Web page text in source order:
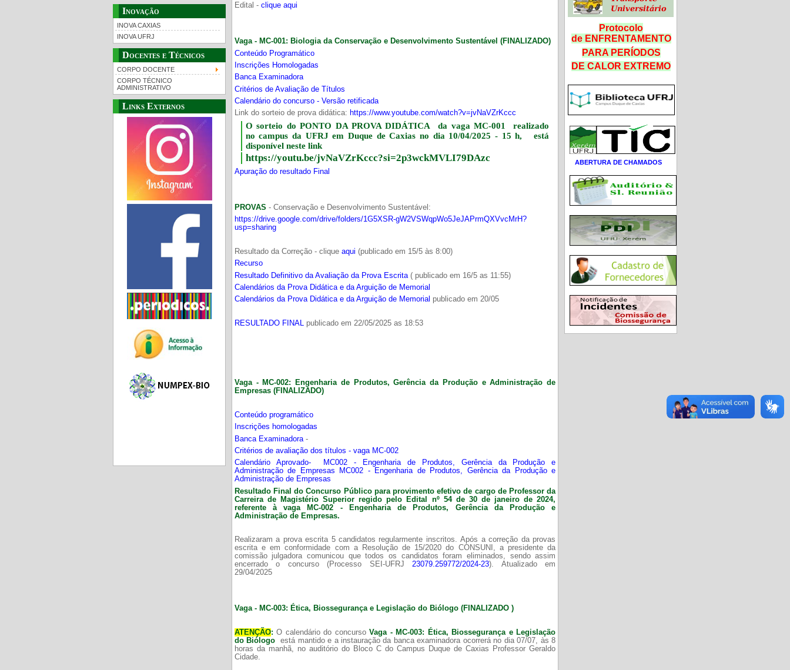
Inovação
INOVA CAXIAS
INOVA UFRJ
Docentes e Técnicos
CORPO DOCENTE
CORPO TÉCNICO
ADMINISTRATIVO
Links Externos
Edital - clique aqui
Vaga - MC-001: Biologia da Conservação e Desenvolvimento Sustentável (FINALIZADO)
Conteúdo Programático
Inscrições Homologadas
Banca Examinadora
Critérios de Avaliação de Títulos
Calendário do concurso - Versão retificada
Link do sorteio de prova didática: https://www.youtube.com/watch?v=jvNaVZrKccc
O sorteio do PONTO DA PROVA DIDÁTICA da vaga MC-001 realizado
no campus da UFRJ em Duque de Caxias no dia 10/04/2025 - 15 h, está
disponível neste link
https://youtu.be/jvNaVZrKccc?si=2p3wckMVLI79DAzc
Apuração do resultado Final
PROVAS - Conservação e Desenvolvimento Sustentável:
https://drive.google.com/drive/folders/1G5XSR-gW2VSWqpWo5JeJAPrmQXVvcMrH?
usp=sharing
Resultado da Correção - clique aqui (publicado em 15/5 às 8:00)
Recurso
Resultado Definitivo da Avaliação da Prova Escrita( publicado em 16/5 as 11:55)
Calendários da Prova Didática e da Arguição de Memorial
Calendários da Prova Didática e da Arguição de Memorial publicado em 20/05
RESULTADO FINAL publicado em 22/05/2025 as 18:53
Vaga - MC-002: Engenharia de Produtos, Gerência da Produção e Administração de
Empresas (FINALIZADO)
Conteúdo programático
Inscrições homologadas
Banca Examinadora -
Critérios de avaliação dos títulos - vaga MC-002
Calendário Aprovado- MC002 - Engenharia de Produtos, Gerência da Produção e
Administração de Empresas MC002 - Engenharia de Produtos, Gerência da Produção e
Administração de Empresas
Resultado Final do Concurso Público para provimento efetivo de cargo de Professor da
Carreira de
Magistério Superior regido pelo Edital nº 54 de 30 de janeiro de 2024,
referente à vaga MC-002 -
Engenharia de Produtos, Gerência da Produção e
Administração de Empresas.
Realizaram a prova escrita 5 candidatos regularmente inscritos. Após a correção da provas
escrita e em conformidade com a Resolução de 15/2020 do CONSUNI, a presidente da
comissão julgadora comunicou que todos os candidatos foram eliminados, sendo assim
encerrado o concurso (Processo SEI-UFRJ23079.259772/2024-23). Atualizado em
29/04/2025
Vaga - MC-003: Ética, Biossegurança e Legislação do Biólogo (FINALIZADO )
ATENÇÃO: O calendário do concursoVaga - MC-003: Ética, Biossegurança e Legislação
do Biólogo
está mantido e a instauração da banca examinadora ocorrerá no dia 07/07, às 8
horas da manhã, no auditório do Bloco C do Campus Duque de Caxias Professor Geraldo
Cidade.
Protocolo
de ENFRENTAMENTO
PARA PERÍODOS
DE CALOR EXTREMO
ABERTURA DE CHAMADOS